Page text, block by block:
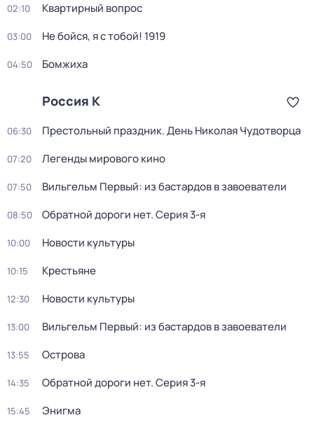
02:10 Квартирный вопрос
03:00 Не бойся, я с тобой! 1919
04:50 Бомжиха
Россия К
06:30 Престольный праздник. День Николая Чудотворца
07:20 Легенды мирового кино
07:50 Вильгельм Первый: из бастардов в завоеватели
08:50 Обратной дороги нет. Серия 3-я
10:00 Новости культуры
10:15 Крестьяне
12:30 Новости культуры
13:00 Вильгельм Первый: из бастардов в завоеватели
13:55 Острова
14:35 Обратной дороги нет. Серия 3-я
15:45 Энигма